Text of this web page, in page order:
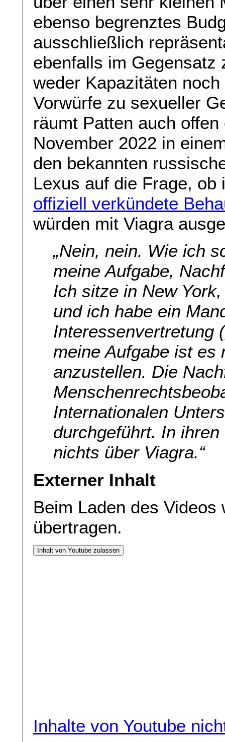
ebenso begrenztes
ausschließlich
ebenfalls im Gegensatz
weder Kapazitäten
Vorwürfe zu sexueller
räumt Patten auch
November 2022 in
den bekannten
Lexus auf die Frage,
offiziell verkündete
würden mit Viagra
„Nein, nein. Wie ich
meine Aufgabe,
Ich sitze in New
und ich habe ein
Interessenvertretung
meine Aufgabe ist es
anzustellen. Die
Internationalen
durchgeführt. In
nichts über Viagra.“
Externer Inhalt
Beim Laden des Videos
übertragen.
Inhalt von Youtube zulassen
Inhalte von Youtube